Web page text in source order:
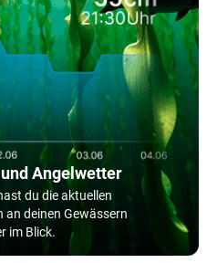
Angelwetter
du die aktuellen
an deinen Gewässern
im Blick.